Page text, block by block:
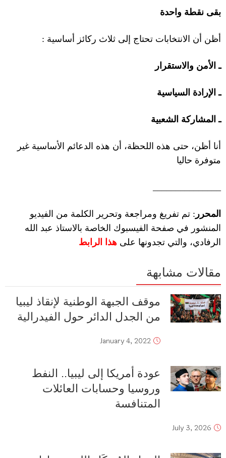
بقى نقطة واحدة
أظن أن الانتخابات تحتاج إلى ثلاث ركائز أساسية :
ـ الأمن والاستقرار
ـ الإرادة السياسية
ـ المشاركة الشعبية
أنا أظن، حتى هذه اللحظة، أن هذه الدعائم الأساسية غير
متوفرة حاليا
المحرر : تم تفريغ ومراجعة وتحرير الكلمة من الفيديو
المنشور في صفحة الفيسبوك الخاصة بالاستاذ عبد الله
الرفادي، والتي تجدونها على هذا الرابط
مقالات مشابهة
موقف الجبهة الوطنية لإنقاذ ليبيا
من الجدل الدائر حول الفيدرالية
January 4, 2022
عودة أمريكا إلى ليبيا.. النفط
وروسيا وحسابات العائلات
المتنافسة
July 3, 2026